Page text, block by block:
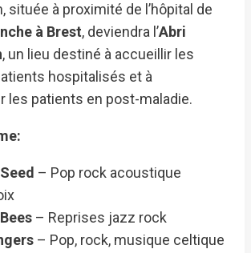
située à proximité de l’hôpital de
à Brest, deviendra l’Abri
, un lieu destiné à accueillir les
hospitalisés et à
les patients en post-maladie.
– Pop rock acoustique
– Reprises jazz rock
– Pop, rock, musique celtique